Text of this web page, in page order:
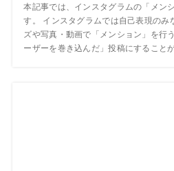
本記事では、インスタグラムの「メン
す。 インスタグラムでは自己表現のみ
ズや写真・動画で「メンション」を行
ーザーを巻き込んだ」投稿にすることが